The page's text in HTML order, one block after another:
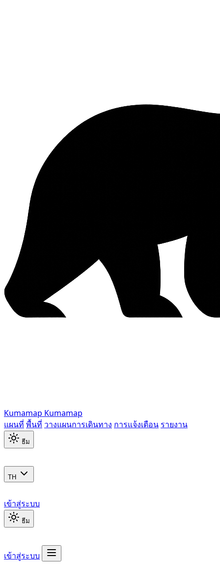
Kumamap Kumamap
แผนที่ พื้นที่ วางแผนการเดินทาง การแจ้งเตือน รายงาน
ธีม
TH
เข้าสู่ระบบ
ธีม
เข้าสู่ระบบ